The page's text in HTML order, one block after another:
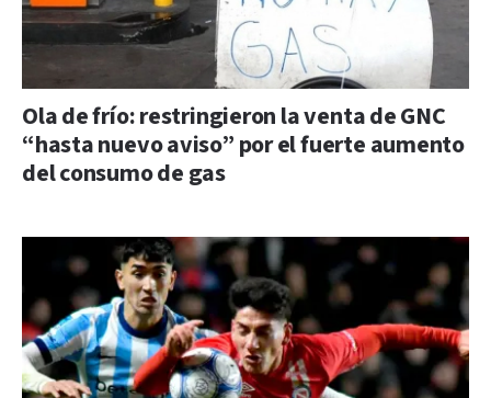
Ola de frío: restringieron la venta de GNC
“hasta nuevo aviso” por el fuerte aumento
del consumo de gas